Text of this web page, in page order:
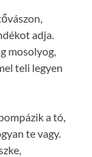
adja.
mosolyog,
teli legyen
a tó,
te vagy.